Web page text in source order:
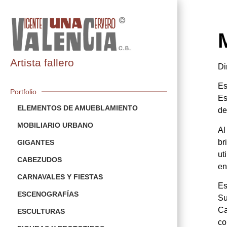
Artista fallero
Portfolio
ELEMENTOS DE AMUEBLAMIENTO
MOBILIARIO URBANO
GIGANTES
CABEZUDOS
CARNAVALES Y FIESTAS
ESCENOGRAFÍAS
ESCULTURAS
Al